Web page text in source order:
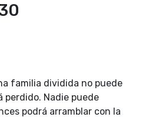
familia dividida no puede
perdido. Nadie puede
podrá arramblar con la